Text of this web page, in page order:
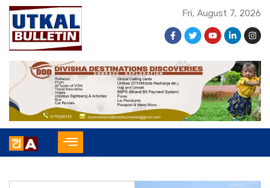
Fri, August 7, 2026